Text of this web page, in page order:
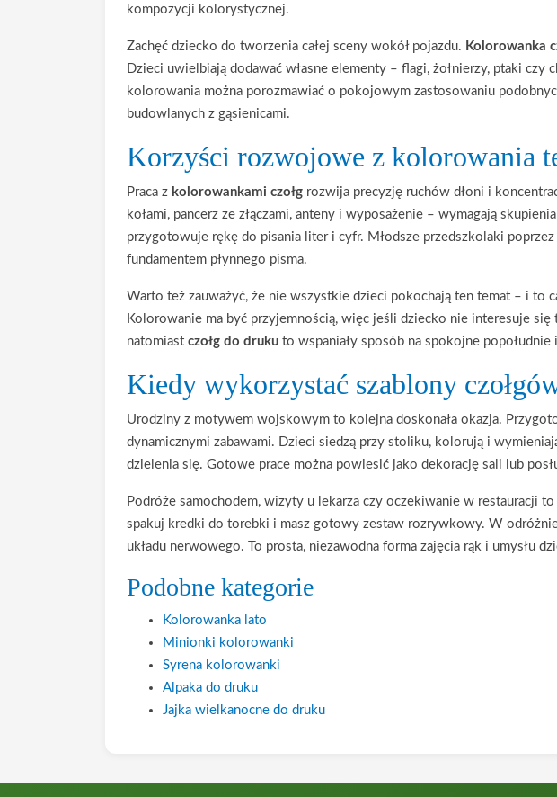
kompozycji kolorystycznej.
Zachęć dziecko do tworzenia całej sceny wokół pojazdu. Kolorowanka
Dzieci uwielbiają dodawać własne elementy – flagi, żołnierzy, ptaki
kolorowania można porozmawiać o pokojowym zastosowaniu
budowlanych z gąsienicami.
Korzyści rozwojowe z kolorowania
Praca z kolorowankami czołg rozwija precyzję ruchów dłoni i
kołami, pancerz ze złączami, anteny i wyposażenie – wymagają
przygotowuje rękę do pisania liter i cyfr. Młodsze przedszkolaki
fundamentem płynnego pisma.
Warto też zauważyć, że nie wszystkie dzieci pokochają ten temat – i to
Kolorowanie ma być przyjemnością, więc jeśli dziecko nie interesuje
natomiast czołg do druku to wspaniały sposób na spokojne
Kiedy wykorzystać szablony
Urodziny z motywem wojskowym to kolejna doskonała okazja.
dynamicznymi zabawami. Dzieci siedzą przy stoliku, kolorują i
dzielenia się. Gotowe prace można powiesić jako dekorację sali lub
Podróże samochodem, wizyty u lekarza czy oczekiwanie w restauracji
spakuj kredki do torebki i masz gotowy zestaw rozrywkowy. W
układu nerwowego. To prosta, niezawodna forma zajęcia rąk i umysłu
Podobne kategorie
Kolorowanka lato
Minionki kolorowanki
Syrena kolorowanki
Alpaka do druku
Jajka wielkanocne do druku